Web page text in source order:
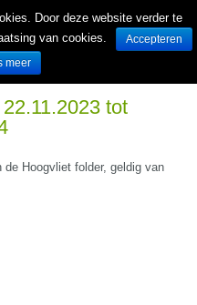
en winkels
tot
de Hoogvliet folder, geldig van
Door deze website verder te
van cookies.
Accepteren
meer